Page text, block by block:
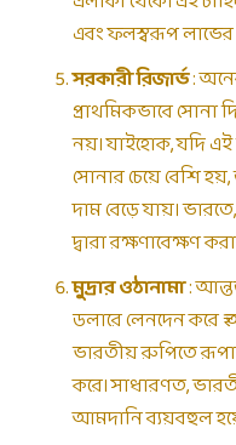
এবং ফলস্বরূপ লাভের
সরকারী রিজার্ভ:
প্রাথমিকভাবে সোনা
নয়। যাইহোক, যদি
সোনার চেয়ে বেশি
দাম বেড়ে যায়।
দ্বারা রক্ষণাবেক্ষণ
মুদ্রার ওঠানামা:
ডলারে লেনদেন করে
ভারতীয় রুপিতে
করে। সাধারণত,
আমদানি ব্যয়বহুল